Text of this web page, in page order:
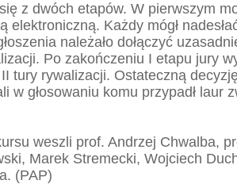
z dwóch etapów. W pierwszym
elektroniczną. Każdy mógł
należało dołączyć
Po zakończeniu I etapu jury
II tury rywalizacji. Ostateczną
w głosowaniu komu przypadł laur
weszli prof. Andrzej Chwalba,
Marek Stremecki, Wojciech
(PAP)